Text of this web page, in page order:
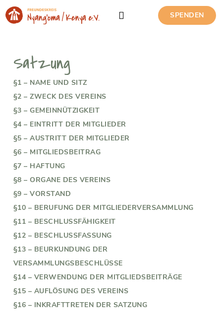
SPENDEN
Satzung
§1 – NAME UND SITZ
§2 – ZWECK DES VEREINS
§3 – GEMEINNÜTZIGKEIT
§4 – EINTRITT DER MITGLIEDER
§5 – AUSTRITT DER MITGLIEDER
§6 – MITGLIEDSBEITRAG
§7 – HAFTUNG
§8 – ORGANE DES VEREINS
§9 – VORSTAND
§10 – BERUFUNG DER MITGLIEDERVERSAMMLUNG
§11 – BESCHLUSSFÄHIGKEIT
§12 – BESCHLUSSFASSUNG
§13 – BEURKUNDUNG DER
VERSAMMLUNGSBESCHLÜSSE
§14 – VERWENDUNG DER MITGLIEDSBEITRÄGE
§15 – AUFLÖSUNG DES VEREINS
§16 – INKRAFTTRETEN DER SATZUNG